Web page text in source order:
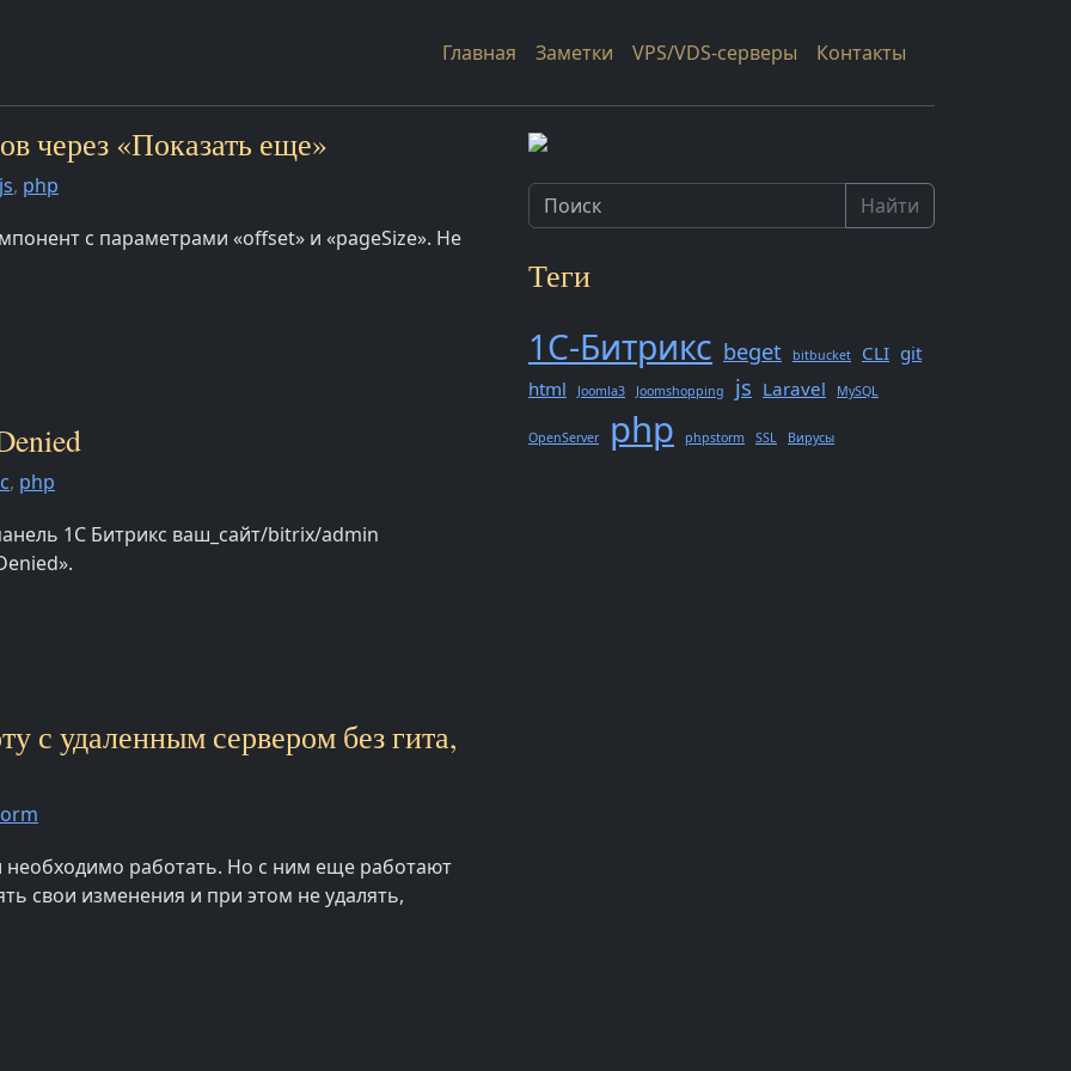
Главная Заметки VPS/VDS-серверы Контакты
через «Показать еще»
js, php
с параметрами «offset» и «pageSize». Не
, php
1С Битрикс ваш_сайт/bitrix/admin
с удаленным сервером без гита,
необходимо работать. Но с ним еще работают
свои изменения и при этом не удалять,
Найти
Теги
1С-Битрикс beget bitbucket CLI git
html
Joomla3 Joomshopping js Laravel MySQL
OpenServer php phpstorm SSL Вирусы